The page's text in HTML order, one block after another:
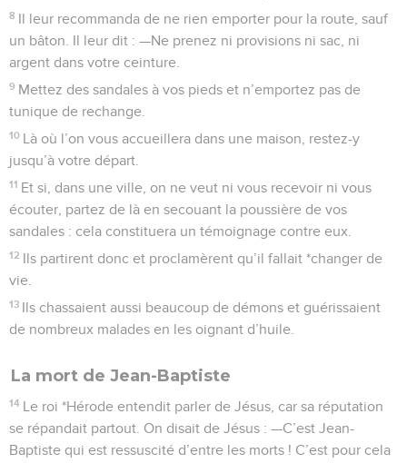
8 Il leur recommanda de ne rien emporter pour la route, sauf
un bâton. Il leur dit : —Ne prenez ni provisions ni sac, ni
argent dans votre ceinture.
9 Mettez des sandales à vos pieds et n’emportez pas de
tunique de rechange.
10 Là où l’on vous accueillera dans une maison, restez-y
jusqu’à votre départ.
11 Et si, dans une ville, on ne veut ni vous recevoir ni vous
écouter, partez de là en secouant la poussière de vos
sandales : cela constituera un témoignage contre eux.
12 Ils partirent donc et proclamèrent qu’il fallait *changer de
vie.
13 Ils chassaient aussi beaucoup de démons et guérissaient
de nombreux malades en les oignant d’huile.
La mort de Jean-Baptiste
14 Le roi *Hérode entendit parler de Jésus, car sa réputation
se répandait partout. On disait de Jésus : —C’est Jean-
Baptiste qui est ressuscité d’entre les morts ! C’est pour cela